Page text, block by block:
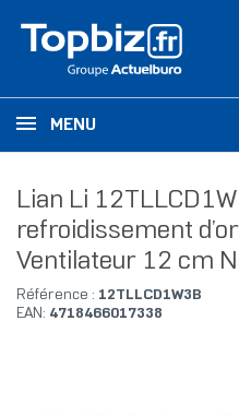
MENU
Lian Li
refroidissement
Ventilateur 12 cm
Référence : 12TLLCD1W3B
EAN: 4718466017338